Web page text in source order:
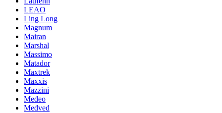
LEAO
Ling Long
Magnum
Mairan
Marshal
Massimo
Matador
Maxtrek
Maxxis
Mazzini
Medeo
Medved